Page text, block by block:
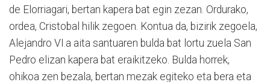
de Elorriagari, bertan kapera bat egin zezan. Ordurako,
ordea, Cristobal hilik zegoen. Kontua da, bizirik zegoela,
Alejandro VI.a aita santuaren bulda bat lortu zuela San
Pedro elizan kapera bat eraikitzeko. Bulda horrek,
ohikoa zen bezala, bertan mezak egiteko eta bera eta